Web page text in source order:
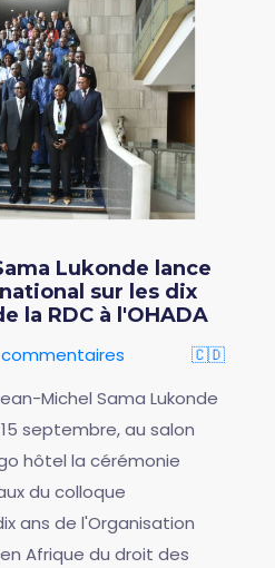
Lukonde lance
sur les dix
la RDC à l'OHADA
🇨🇩
Michel Sama Lukonde
septembre, au salon
hôtel la cérémonie
du colloque
ans de l'Organisation
Afrique du droit des